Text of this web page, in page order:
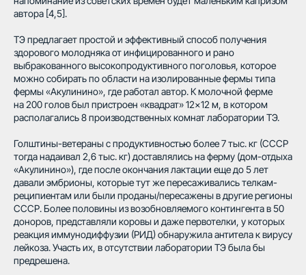
автора [4,5].
ТЭ предлагает простой и эффективный способ получения
здорового молодняка от инфицированного и рано
выбракованного высокопродуктивного поголовья, которое
можно собирать по области на изолированные фермы типа
фермы «Акулинино», где работал автор. К молочной ферме
на 200 голов был пристроен «квадрат» 12×12 м, в котором
располагались 8 производственных комнат лаборатории ТЭ.
Голштины-ветераны с продуктивностью более 7 тыс. кг (СССР
тогда надаивал 2,6 тыс. кг) доставлялись на ферму (дом-отдыха
«Акулинино»), где после окончания лактации еще до 5 лет
давали эмбрионы, которые тут же пересаживались телкам-
реципиентам или были проданы/пересажены в другие регионы
СССР. Более половины из возобновляемого контингента в 50
доноров, представляли коровы и даже первотелки, у которых
реакция иммунодиффузии (РИД) обнаружила антитела к вирусу
лейкоза. Участь их, в отсутствии лаборатории ТЭ была бы
предрешена.